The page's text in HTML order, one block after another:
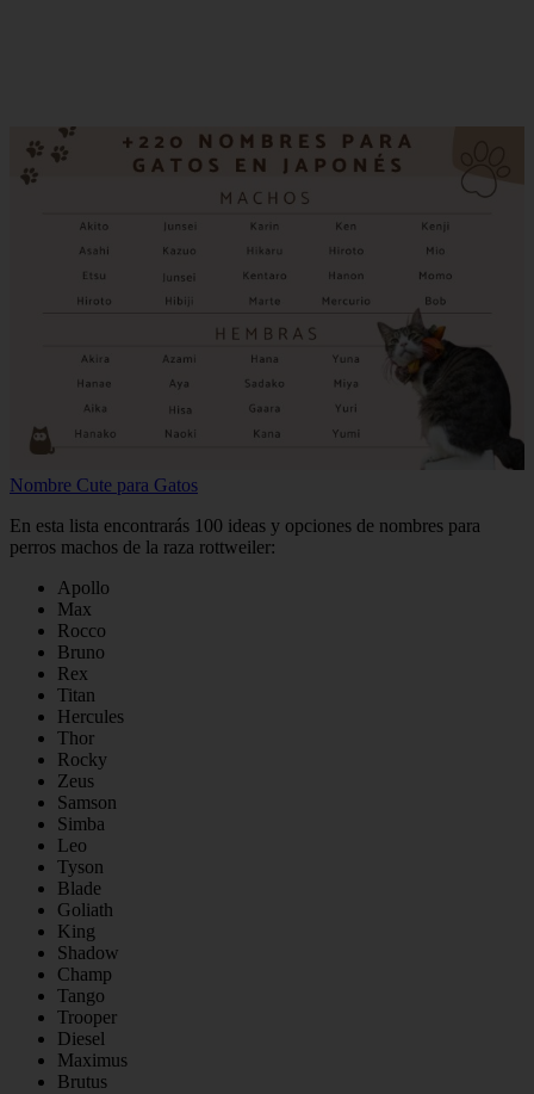
Nombre Cute para Gatos
En esta lista encontrarás 100 ideas y opciones de nombres para
perros machos de la raza rottweiler:
Apollo
Max
Rocco
Bruno
Rex
Titan
Hercules
Thor
Rocky
Zeus
Samson
Simba
Leo
Tyson
Blade
Goliath
King
Shadow
Champ
Tango
Trooper
Diesel
Maximus
Brutus